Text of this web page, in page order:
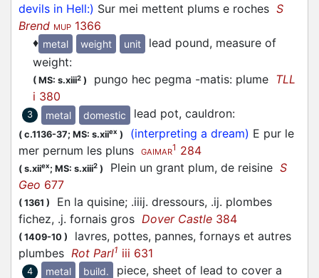
devils in Hell:) Sur mei mettent plums e roches S
Brend MUP 1366
♦ metal weight unit
lead pound, measure of
weight:
( MS: s.xiii2 ) pungo hec pegma -matis: plume TLL
i 380
3 metal domestic lead pot, cauldron:
( c.1136-37; MS: s.xiiex ) (interpreting a dream) E pur le
mer pernum les pluns
GAIMAR1 284
( s.xiiex; MS: s.xiii2 ) Plein un grant plum, de reisine S
Geo 677
( 1361 )
En la quisine; .iiij. dressours, .ij. plombes
fichez, .j. fornais gros Dover Castle 384
( 1409-10 )
lavres, pottes, pannes, fornays et autres
plumbes Rot Parl1 iii 631
4 metal build.
piece, sheet of lead to cover a